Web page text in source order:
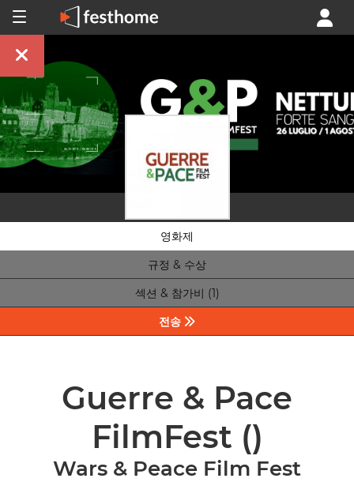
영화제
규정 & 수상
섹션 & 참가비 (1)
전송
Guerre & Pace
FilmFest ()
Wars & Peace Film Fest